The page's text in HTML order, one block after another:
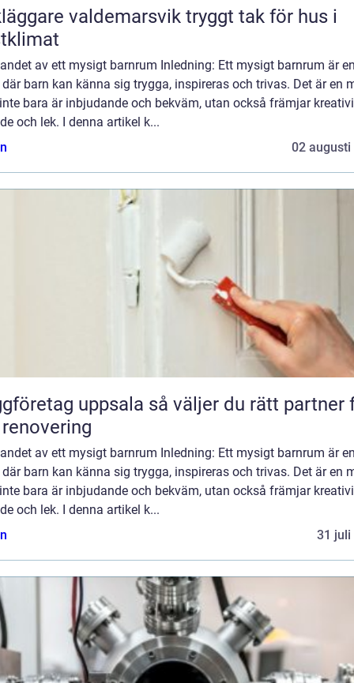
valdemarsvik tryggt tak för hus i
av ett mysigt barnrum Inledning: Ett mysigt barnrum är
barn kan känna sig trygga, inspireras och trivas. Det är en
bara är inbjudande och bekväm, utan också främjar
och lek. I denna artikel k...
02 augusti
uppsala så väljer du rätt partner för
av ett mysigt barnrum Inledning: Ett mysigt barnrum är
barn kan känna sig trygga, inspireras och trivas. Det är en
bara är inbjudande och bekväm, utan också främjar
och lek. I denna artikel k...
31 juli